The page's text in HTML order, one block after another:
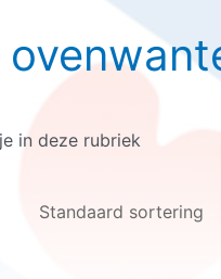
in deze rubriek